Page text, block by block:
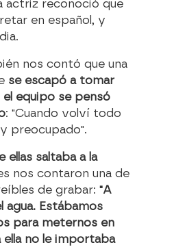
actriz reconoció que
en español, y
nos contó que una
se escapó a tomar
el equipo se pensó
: "Cuando volví todo
preocupado".
saltaba a la
nos contaron una de
de grabar:"A
agua. Estábamos
para meternos en
no le importaba